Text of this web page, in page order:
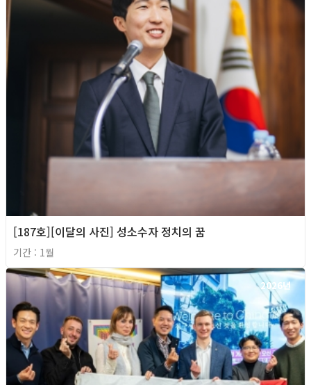
[187호][이달의 사진] 성소수자 정치의 꿈
기간 : 1월
2026년